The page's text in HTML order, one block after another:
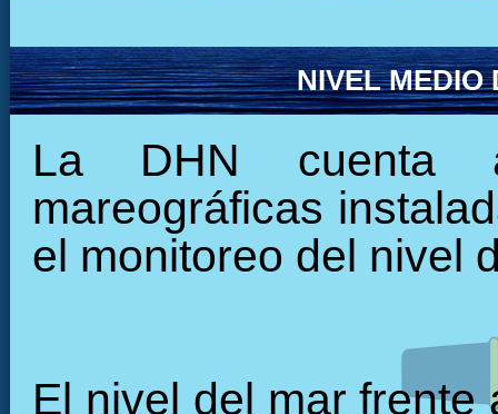
NIVEL MEDIO
La DHN cuenta
mareográficas
el monitoreo del nivel
El nivel del mar